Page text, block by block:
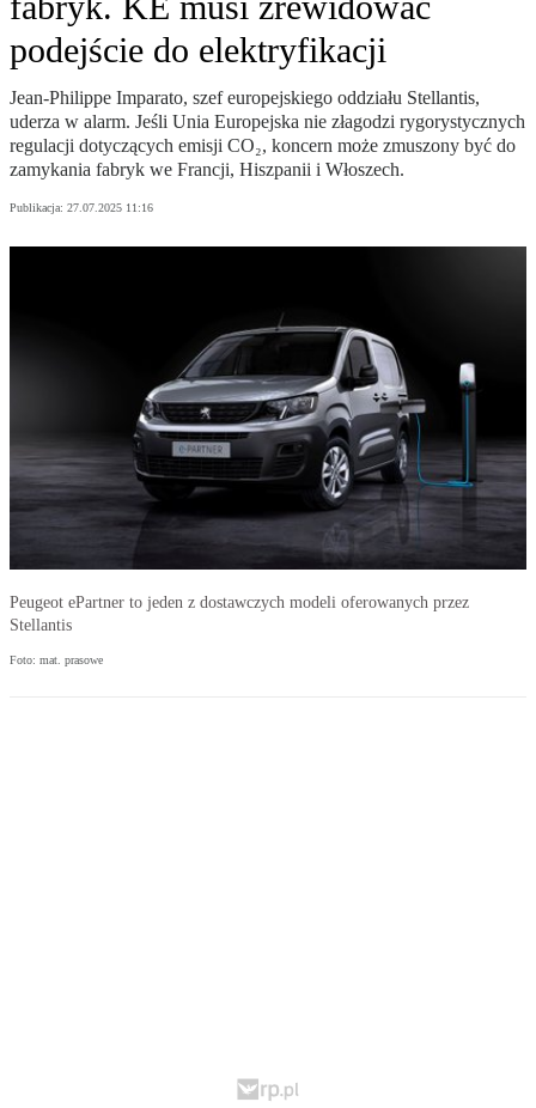
podejście do elektryfikacji
Jean‑Philippe Imparato, szef europejskiego oddziału Stellantis,
uderza w alarm. Jeśli Unia Europejska nie złagodzi rygorystycznych
regulacji dotyczących emisji CO₂, koncern może zmuszony być do
zamykania fabryk we Francji, Hiszpanii i Włoszech.
Publikacja: 27.07.2025 11:16
Peugeot ePartner to jeden z dostawczych modeli oferowanych przez
Stellantis
Foto: mat. prasowe